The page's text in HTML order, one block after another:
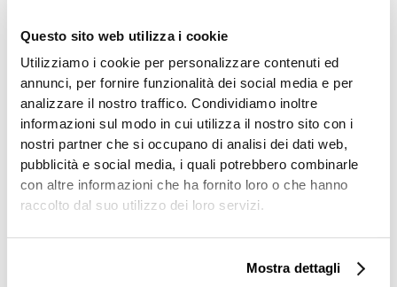
Questo sito web utilizza i cookie
Utilizziamo i cookie per personalizzare contenuti ed
annunci, per fornire funzionalità dei social media e per
analizzare il nostro traffico. Condividiamo inoltre
informazioni sul modo in cui utilizza il nostro sito con i
nostri partner che si occupano di analisi dei dati web,
pubblicità e social media, i quali potrebbero combinarle
con altre informazioni che ha fornito loro o che hanno
raccolto dal suo utilizzo dei loro servizi.
Mostra dettagli
SICH WEITERENTWICKELN, UM SICH
SELBST TREU ZU BLEIBEN – NEUE